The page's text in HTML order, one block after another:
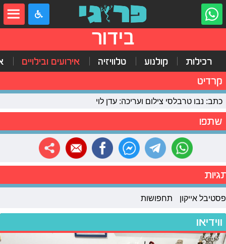
בידור
רכילות קולנוע טלוויזיה אירועים ובילויים
קרדיט
כתב: נבו טרבלסי צילום ועריכה: עדן לוי
שתפו
פסטיבל אייקון תחפושות
ווידיאו